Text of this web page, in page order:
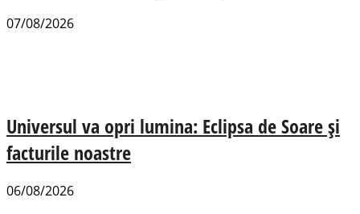
07/08/2026
Universul va opri lumina: Eclipsa de Soare și
facturile noastre
06/08/2026